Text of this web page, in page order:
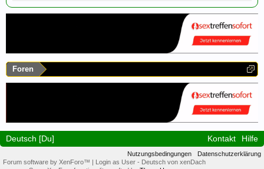
Foren
Deutsch [Du] Kontakt Hilfe
Nutzungsbedingungen
Datenschutzerklärung
Forum software by XenForo™ | Login as User - Deutsch von xenDach